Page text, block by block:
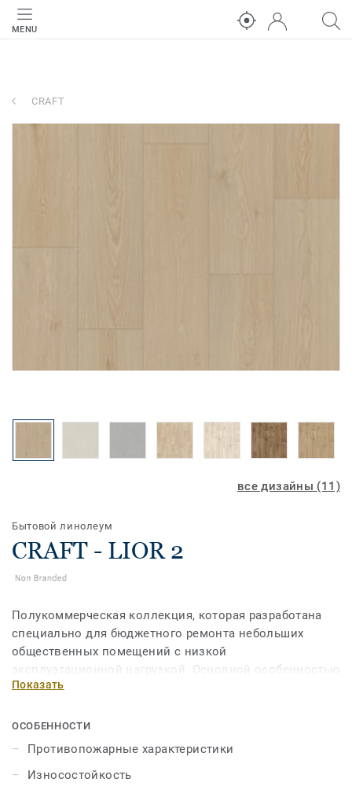
MENU
CRAFT
все дизайны (11)
Бытовой линолеум
CRAFT - LIOR 2
Полукоммерческая коллекция, которая разработана
специально для бюджетного ремонта небольших
общественных помещений с низкой
эксплуатационной нагрузкой. Основной особенностью
коллекции является сочетание противопожарных
обладает хорошей износостойкостью, устойчивостью
к ножкам мебели и каблукам. Дополнительный слой
защитного полиуретанового лака препятствует
впитыванию загрязнений и облегчает уборку.
Показать
ОСОБЕННОСТИ
Противопожарные характеристики
Износостойкость